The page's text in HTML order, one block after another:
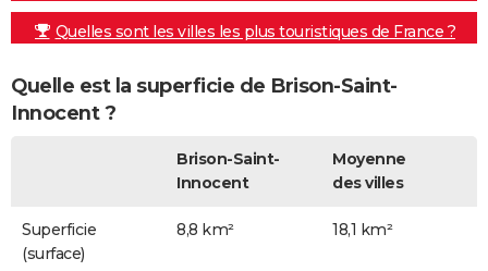
Quelles sont les villes les plus touristiques de France ?
Quelle est la superficie de Brison-Saint-
Innocent ?
Brison-Saint-
Innocent
Moyenne
des villes
Superficie
(surface)
8,8 km² 18,1 km²